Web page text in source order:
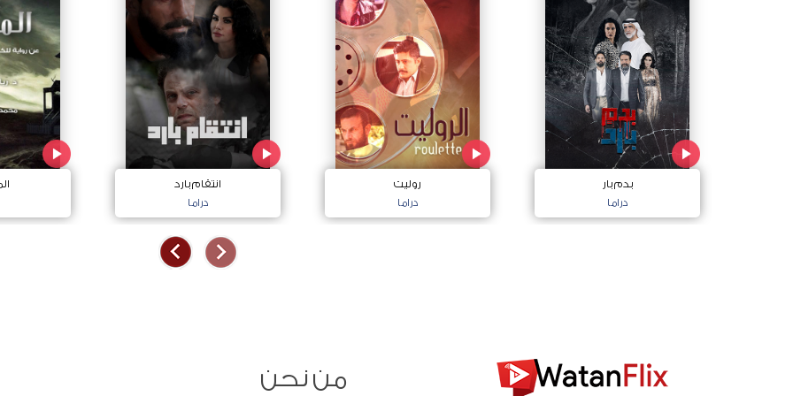
بدم بار
دراما
روليت
دراما
انتقام بارد
دراما
من نحن